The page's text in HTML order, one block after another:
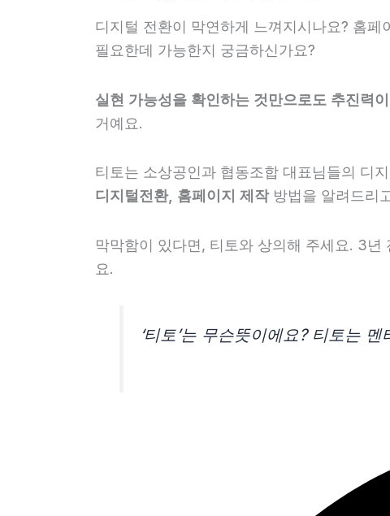
디지털 전환이 막연하게 느껴지시나요? 홈
필요한데 가능한지 궁금하신가요?
실현 가능성을 확인하는 것만으로도 추진력
거예요.
티토는 소상공인과 협동조합 대표님들의 디
디지털전환, 홈페이지 제작방법을 알려드리
막막함이 있다면, 티토와 상의해 주세요. 3
요.
‘티토’는 무슨뜻이에요? 티토는